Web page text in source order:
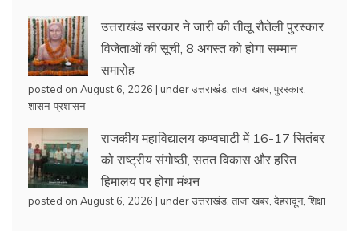
उत्तराखंड सरकार ने जारी की तीलू रौतेली पुरस्कार
विजेताओं की सूची, 8 अगस्त को होगा सम्मान
समारोह
posted on August 6, 2026 | underउत्तराखंड ताजा खबर पुरस्कार
शासन-प्रशासन
राजकीय महाविद्यालय कण्वघाटी में 16-17 सितंबर
को राष्ट्रीय संगोष्ठी, सतत विकास और हरित
हिमालय पर होगा मंथन
posted on August 6, 2026 | underउत्तराखंड ताजा खबर देहरादून, शिक्षा